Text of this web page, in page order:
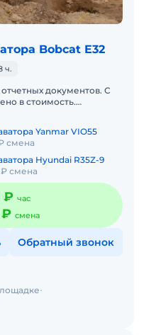
Bobcat E32
ч.
документов. С
в стоимость.
Yanmar VIO55
смена
Hyundai R35Z-9
смена
₽ час
₽ смена
Обратный звонок